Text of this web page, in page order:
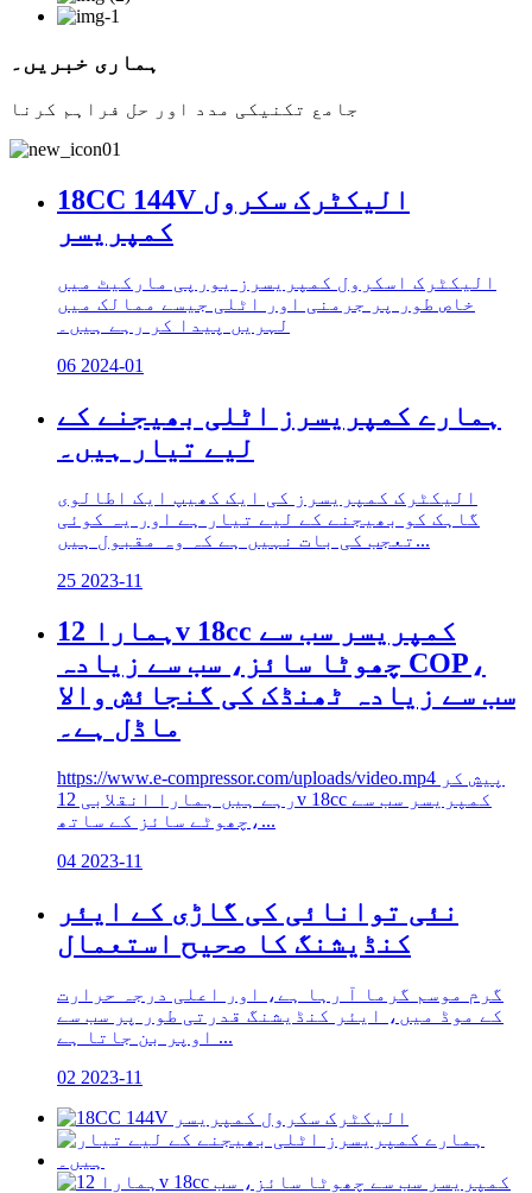
ہماری خبریں۔
جامع تکنیکی مدد اور حل فراہم کرنا
18CC 144V الیکٹرک سکرول
کمپریسر
الیکٹرک اسکرول کمپریسرز یورپی مارکیٹ میں
خاص طور پر جرمنی اور اٹلی جیسے ممالک میں
لہریں پیدا کر رہے ہیں۔
06 2024-01
ہمارے کمپریسرز اٹلی بھیجنے کے
لیے تیار ہیں۔
الیکٹرک کمپریسرز کی ایک کھیپ ایک اطالوی
گاہک کو بھیجنے کے لیے تیار ہے اور یہ کوئی
تعجب کی بات نہیں ہے کہ وہ مقبول ہیں...
25 2023-11
ہمارا 12v 18cc کمپریسر سب سے
چھوٹا سائز، سب سے زیادہ COP،
سب سے زیادہ ٹھنڈک کی گنجائش والا
ماڈل ہے۔
https://www.e-compressor.com/uploads/video.mp4 پیش کر
رہے ہیں ہمارا انقلابی 12v 18cc کمپریسر سب سے
چھوٹے سائز کے ساتھ،...
04 2023-11
نئی توانائی کی گاڑی کے ایئر
کنڈیشنگ کا صحیح استعمال
گرم موسم گرما آ رہا ہے، اور اعلی درجہ حرارت
کے موڈ میں، ایئر کنڈیشنگ قدرتی طور پر سب سے
اوپر بن جاتا ہے ...
02 2023-11